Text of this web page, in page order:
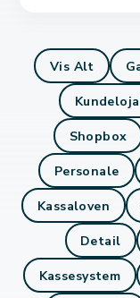
Vis Alt
Shopbox
Personale
Kassaloven
Detail
Kassesystem